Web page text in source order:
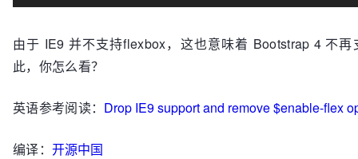
由于 IE9 并不支持flexbox，这也意味着 Bootstrap 4 不再
此，你怎么看？
英语参考阅读： Drop IE9 support and remove $enable-flex
编译： 开源中国